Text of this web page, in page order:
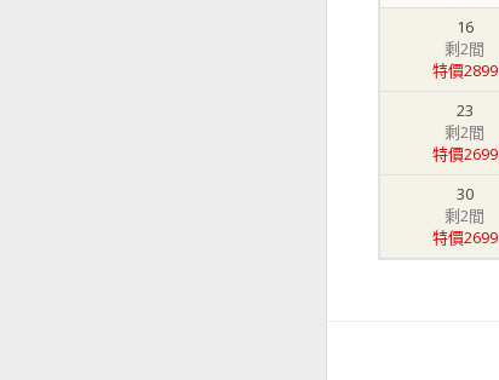
16
剩2間
特價2899
23
剩2間
特價2699
30
剩2間
特價2699